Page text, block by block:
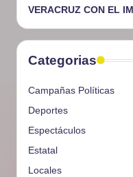
VERACRUZ CON EL
Categorias
Campañas Políticas
Deportes
Espectáculos
Estatal
Locales